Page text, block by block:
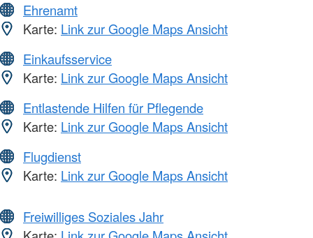
Ehrenamt
Karte: Link zur Google Maps Ansicht
Einkaufsservice
Karte: Link zur Google Maps Ansicht
Entlastende Hilfen für Pflegende
Karte: Link zur Google Maps Ansicht
Flugdienst
Karte: Link zur Google Maps Ansicht
Freiwilliges Soziales Jahr